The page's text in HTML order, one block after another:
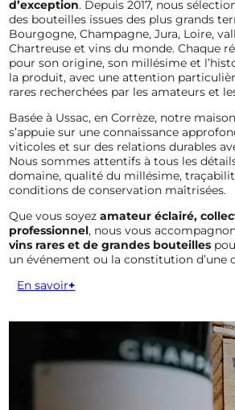
d’exception. Depuis 2017, nous
des bouteilles issues des plus grands
Bourgogne, Champagne, Jura, Loire,
Chartreuse et vins du monde. Chaque
pour son origine, son millésime et
la produit, avec une attention
rares recherchées par les amateurs et
Basée à Ussac, en Corrèze, notre
s’appuie sur une connaissance
viticoles et sur des relations durables
Nous sommes attentifs à tous les
domaine, qualité du millésime,
conditions de conservation maîtrisées.
Que vous soyez amateur éclairé,
professionnel, nous vous
vins rares et de grandes bouteilles
un événement ou la constitution d’une
En savoir+